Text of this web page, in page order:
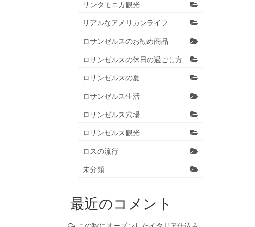
サンタモニカ観光
リアルなアメリカンライフ
ロサンゼルスのお勧め商品
ロサンゼルスの休日の過ごし方
ロサンゼルスの夏
ロサンゼルス生活
ロサンゼルス穴場
ロサンゼルス観光
ロスの流行
未分類
最近のコメント